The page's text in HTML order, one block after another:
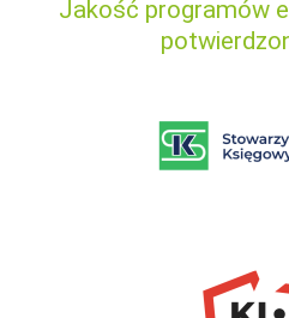
Jakość programów